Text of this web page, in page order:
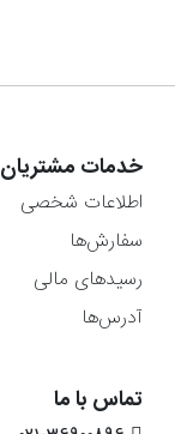
خدمات مشتریان
اطلاعات شخصی
سفارش‌ها
رسیدهای مالی
آدرس‌ها
تماس با ما